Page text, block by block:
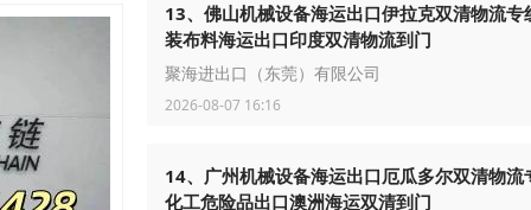
13、佛山机械设备海运出口伊拉克双清物流专
装布料海运出口印度双清物流到门
聚海进出口（东莞）有限公司
2026-08-07 16:16
14、广州机械设备海运出口厄瓜多尔双清物流
化工危险品出口澳洲海运双清到门